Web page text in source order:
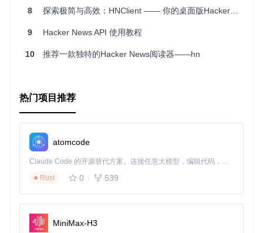
个人的知识管理，到团队的信息共享，甚至可用于科技趋势的
项目特点
用户参与: 直接通过GitHub进行问题反馈与功能建议，形成
便捷访问: 即将上架App Store并可通过Homebrew安装，使
得获取与更新应用极其方便。
开源精神: 采用MIT或APACHE 2.0许可证，鼓励技术交流与
再创造，是学习与贡献的绝佳平台。
HNReaderApp以它独特的魅力，不仅为macOS用户提供了一
个优雅、高效的Hacker News阅读环境，更通过开源的方式，
搭建了一个技术和创意交流的桥梁。无论你是技术新手，还是
8 探索极简与高效：HNClient —— 你的桌面版Hacker News阅读器
9 Hacker News API 使用教程
10 推荐一款独特的Hacker News阅读器——hn
热门项目推荐
atomcode
Claude Code 的开源替代方案。连接任意大模型，编辑代码，运行命令，自动验证 — 全自动执行。用 Rust 构建，极致性能。 ｜ An open-source alternative to Claude Code. Connect any LLM, edit code, run commands, and verify changes — autonomously. Built in Rust for speed. Get Started
Rust
0 539
MiniMax-H3